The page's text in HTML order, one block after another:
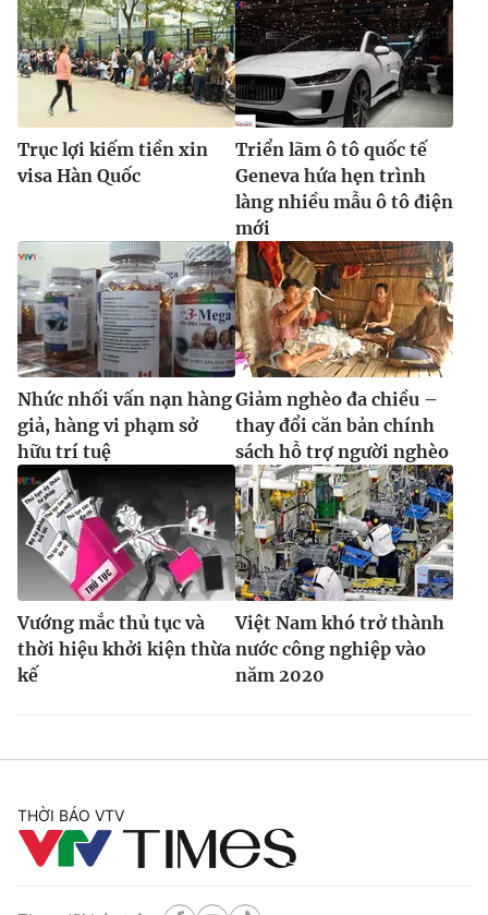
Ðiện thoại Thời báo VTV:024.66 897 897
Email:toasoan@vtv.vn
Liên hệ quảng cáo:024-7300.7108
® Cấm sao chép dưới mọi hình thức nếu không có sự chấp
thuận bằng văn bản. Ghi rõ nguồn VTV.vn khi phát hành lại
thông tin từ website này.
Trục lợi kiếm tiền xin
visa Hàn Quốc
Triển lãm ô tô quốc tế
Geneva hứa hẹn trình
làng nhiều mẫu ô tô điện
mới
Nhức nhối vấn nạn hàng
giả, hàng vi phạm sở
hữu trí tuệ
Giảm nghèo đa chiều –
thay đổi căn bản chính
sách hỗ trợ người nghèo
Vướng mắc thủ tục và
thời hiệu khởi kiện thừa
kế
Việt Nam khó trở thành
nước công nghiệp vào
năm 2020
THỜI BÁO VTV